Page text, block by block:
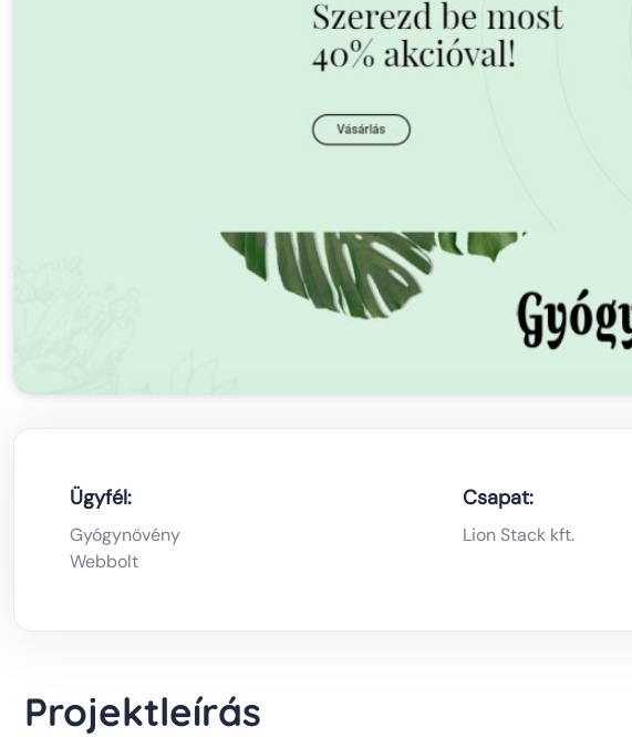
Ügyfél:
Gyógynövény
Webbolt
Csapat:
Lion Stack kft.
Projektleírás